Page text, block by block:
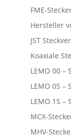
FME-
Hersteller
JST
Koaxiale
LEMO 00 –
LEMO 0S –
LEMO 1S –
MCX-
MHV-